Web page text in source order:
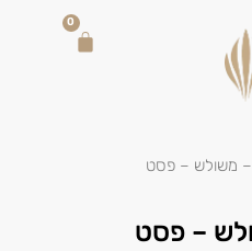
0
– משולש – פסט
– פסט